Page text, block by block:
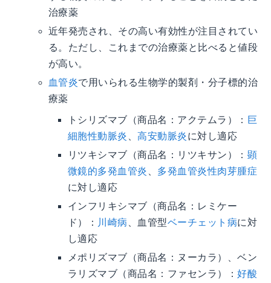
治療薬
近年発売され、その高い有効性が注目されてい
る。ただし、これまでの治療薬と比べると値段
が高い。
血管炎で用いられる生物学的製剤・分子標的治
療薬
トシリズマブ（商品名：アクテムラ）： 巨
細胞性動脈炎
、高安動脈炎に対し適応
リツキシマブ（商品名：リツキサン）： 顕
微鏡的多発血管炎
多発血管炎性肉芽腫症
に対し適応
インフリキシマブ（商品名：レミケー
ド）： 川崎病 、血管型ベーチェット病に対
し適応
メポリズマブ（商品名：ヌーカラ）、ベン
ラリズマブ（商品名：ファセンラ）：好酸